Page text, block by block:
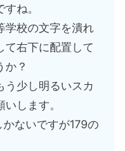
ね。
学校の文字を潰れ
て右下に配置して
か？
う少し明るいスカ
します。
ないですが179の